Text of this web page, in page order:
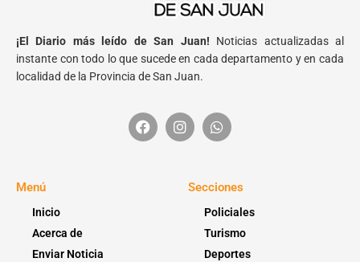
¡El Diario más leído de San Juan! Noticias actualizadas al
instante con todo lo que sucede en cada departamento y en cada
localidad de la Provincia de San Juan.
Menú
Inicio
Acerca de
Enviar Noticia
Secciones
Policiales
Turismo
Deportes